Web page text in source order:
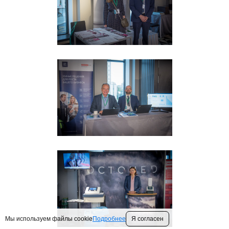
Мы используем файлы cookieПодробнее Я согласен